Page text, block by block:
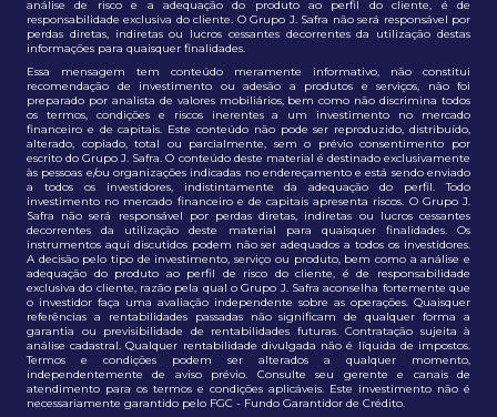
análise de risco e a adequação do produto ao perfil do cliente, é de
responsabilidade exclusiva do cliente. O Grupo J. Safra não será responsável por
perdas diretas, indiretas ou lucros cessantes decorrentes da utilização destas
informações para quaisquer finalidades.
Essa mensagem tem conteúdo meramente informativo, não constitui
recomendação de investimento ou adesão a produtos e serviços, não foi
preparado por analista de valores mobiliários, bem como não discrimina todos
os termos, condições e riscos inerentes a um investimento no mercado
financeiro e de capitais. Este conteúdo não pode ser reproduzido, distribuído,
alterado, copiado, total ou parcialmente, sem o prévio consentimento por
escrito do Grupo J. Safra. O conteúdo deste material é destinado exclusivamente
às pessoas e/ou organizações indicadas no endereçamento e está sendo enviado
a todos os investidores, indistintamente da adequação do perfil. Todo
investimento no mercado financeiro e de capitais apresenta riscos. O Grupo J.
Safra não será responsável por perdas diretas, indiretas ou lucros cessantes
decorrentes da utilização deste material para quaisquer finalidades. Os
instrumentos aqui discutidos podem não ser adequados a todos os investidores.
A decisão pelo tipo de investimento, serviço ou produto, bem como a análise e
adequação do produto ao perfil de risco do cliente, é de responsabilidade
exclusiva do cliente, razão pela qual o Grupo J. Safra aconselha fortemente que
o investidor faça uma avaliação independente sobre as operações. Quaisquer
referências a rentabilidades passadas não significam de qualquer forma a
garantia ou previsibilidade de rentabilidades futuras. Contratação sujeita à
análise cadastral. Qualquer rentabilidade divulgada não é líquida de impostos.
Termos e condições podem ser alterados a qualquer momento,
independentemente de aviso prévio. Consulte seu gerente e canais de
atendimento para os termos e condições aplicáveis. Este investimento não é
necessariamente garantido pelo FGC - Fundo Garantidor de Crédito.